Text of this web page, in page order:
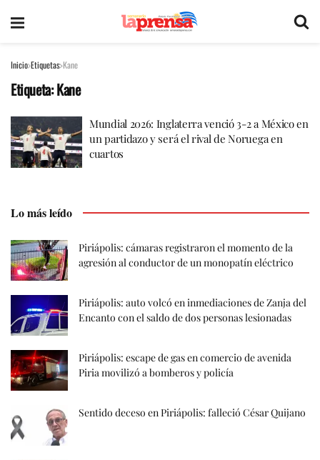
Inicio Etiquetas Kane
Etiqueta:Kane
Mundial 2026: Inglaterra venció 3-2 a México en
un partidazo y será el rival de Noruega en
cuartos
Lo más leído
Piriápolis: cámaras registraron el momento de la
agresión al conductor de un monopatín eléctrico
Piriápolis: auto volcó en inmediaciones de Zanja del
Encanto con el saldo de dos personas lesionadas
Piriápolis: escape de gas en comercio de avenida
Piria movilizó a bomberos y policía
Sentido deceso en Piriápolis: falleció César Quijano